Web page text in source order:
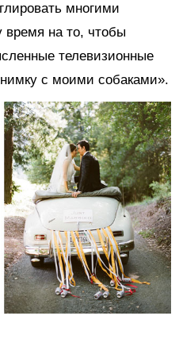
многими
время на то, чтобы
телевизионные
с моими собаками».